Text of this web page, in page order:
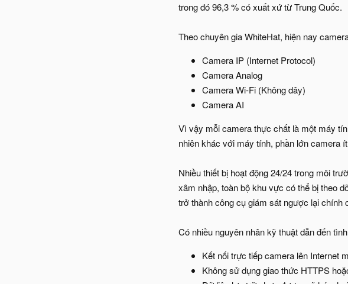
trong đó 96,3 % có xuất xứ từ Trung Quốc.
Theo chuyên gia WhiteHat, hiện nay
Camera IP (Internet Protocol)
Camera Analog
Camera Wi-Fi (Không dây)
Camera AI
Vì vậy mỗi camera thực chất là một máy
nhiên khác với máy tính, phần lớn camera
Nhiều thiết bị hoạt động 24/24 trong môi
xâm nhập, toàn bộ khu vực có thể bị theo
trở thành công cụ giám sát ngược lại chính
Có nhiều nguyên nhân kỹ thuật dẫn đến
Kết nối trực tiếp camera lên Internet
Không sử dụng giao thức HTTPS